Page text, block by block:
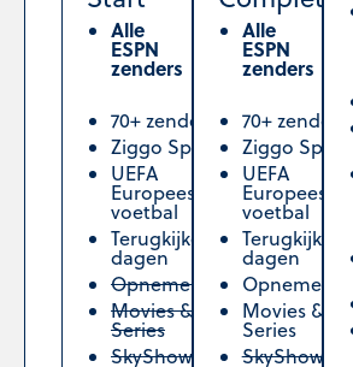
Alle
ESPN
zenders
70+ zenders
Ziggo Sport
UEFA
Europees
voetbal
Terugkijken: 2
dagen
Opnemen
Movies &
Series
SkyShowtime
Alle
ESPN
zenders
70+ zenders
Ziggo Sport
UEFA
Europees
voetbal
Terugkijken: 7
dagen
Opnemen
Movies &
Series
SkyShowtime